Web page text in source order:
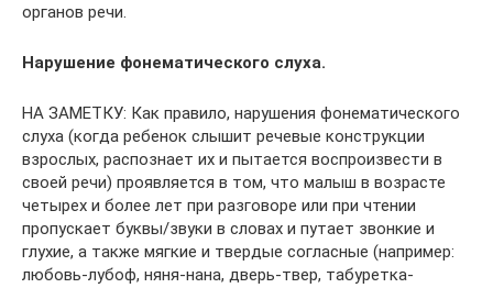
органов речи.
Нарушение фонематического слуха.
НА ЗАМЕТКУ: Как правило, нарушения фонематического
слуха (когда ребенок слышит речевые конструкции
взрослых, распознает их и пытается воспроизвести в
своей речи) проявляется в том, что малыш в возрасте
четырех и более лет при разговоре или при чтении
пропускает буквы/звуки в словах и путает звонкие и
глухие, а также мягкие и твердые согласные (например:
любовь-лубоф, няня-нана, дверь-твер, табуретка-